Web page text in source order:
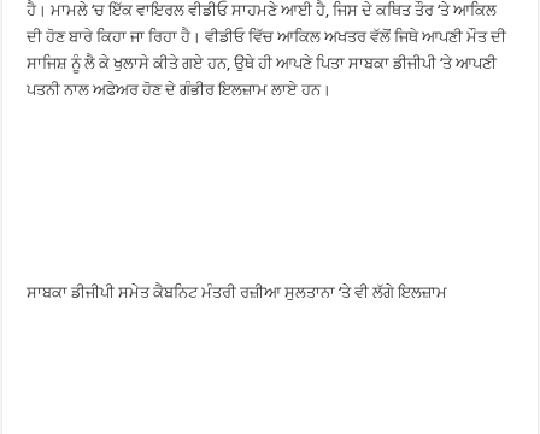
ਹੈ। ਮਾਮਲੇ ‘ਚ ਇੱਕ ਵਾਇਰਲ ਵੀਡੀਓ ਸਾਹਮਣੇ ਆਈ ਹੈ, ਜਿਸ ਦੇ ਕਥਿਤ ਤੌਰ ‘ਤੇ ਆਕਿਲ
ਦੀ ਹੋਣ ਬਾਰੇ ਕਿਹਾ ਜਾ ਰਿਹਾ ਹੈ। ਵੀਡੀਓ ਵਿੱਚ ਆਕਿਲ ਅਖਤਰ ਵੱਲੋਂ ਜਿਥੇ ਆਪਣੀ ਮੌਤ ਦੀ
ਸਾਜਿਸ਼ ਨੂੰ ਲੈ ਕੇ ਖੁਲਾਸੇ ਕੀਤੇ ਗਏ ਹਨ, ਉਥੇ ਹੀ ਆਪਣੇ ਪਿਤਾ ਸਾਬਕਾ ਡੀਜੀਪੀ ‘ਤੇ ਆਪਣੀ
ਪਤਨੀ ਨਾਲ ਅਫੇਅਰ ਹੋਣ ਦੇ ਗੰਭੀਰ ਇਲਜ਼ਾਮ ਲਾਏ ਹਨ।
ਸਾਬਕਾ ਡੀਜੀਪੀ ਸਮੇਤ ਕੈਬਨਿਟ ਮੰਤਰੀ ਰਜ਼ੀਆ ਸੁਲਤਾਨਾ ‘ਤੇ ਵੀ ਲੱਗੇ ਇਲਜ਼ਾਮ